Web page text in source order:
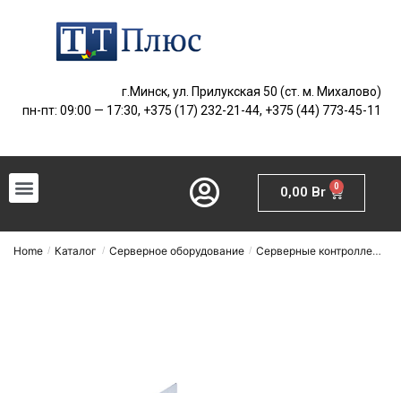
г.Минск, ул. Прилукская 50 (ст. м. Михалово)
пн-пт: 09:00 — 17:30, +375 (17) 232-21-44, +375 (44) 773-45-11
0,00 Br 0
Home / Каталог / Серверное оборудование / Серверные контроллеры